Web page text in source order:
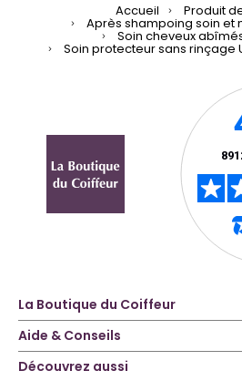
Accueil Produit
Après shampoing soin et
Soin cheveux
Soin protecteur sans rinçage
La Boutique du Coiffeur
Aide & Conseils
Découvrez aussi